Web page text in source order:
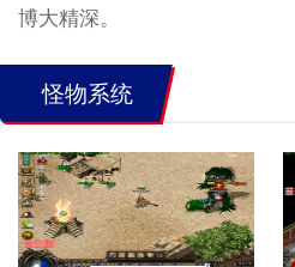
博大精深。
怪物系统